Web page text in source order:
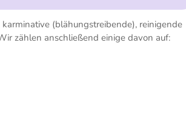
(blähungstreibende), reinigende
zählen anschließend einige davon auf: